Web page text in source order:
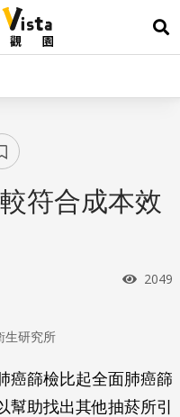
展
符合成本效
瀏覽
2049
生研究所
癌篩檢比起全面肺癌篩
助找出其他抽菸所引